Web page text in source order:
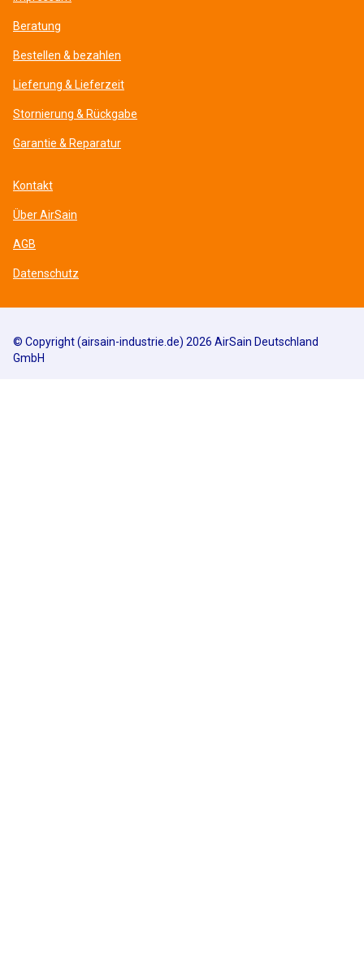
Beratung
Bestellen & bezahlen
Lieferung & Lieferzeit
Stornierung & Rückgabe
Garantie & Reparatur
Kontakt
Über AirSain
AGB
Datenschutz
© Copyright (airsain-industrie.de) 2026 AirSain Deutschland
GmbH